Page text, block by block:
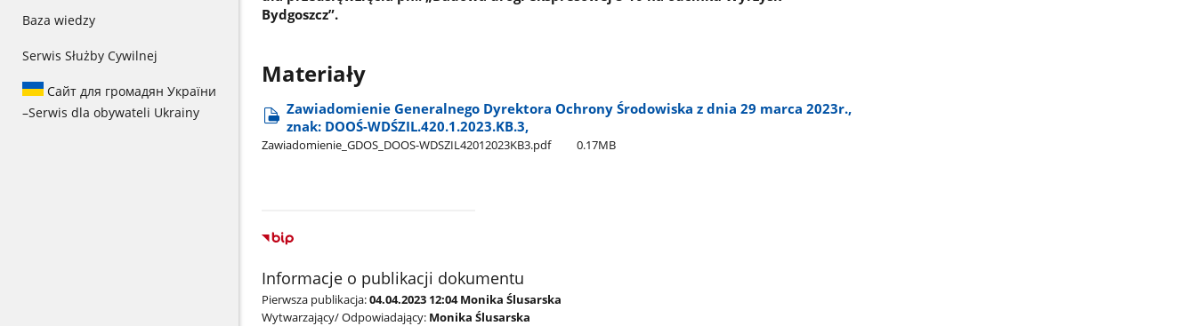
Baza wiedzy
Serwis Służby Cywilnej
Сайт для громадян України
–Serwis dla obywateli Ukrainy
Bydgoszcz”.
Materiały
Zawiadomienie Generalnego Dyrektora Ochrony Środowiska z dnia 29 marca 2023r.,
znak: DOOŚ-WDŚZIL.420.1.2023.KB.3,
Zawiadomienie​_GDOS​_DOOS-WDSZIL42012023KB3.pdf 0.17MB
Informacje o publikacji dokumentu
Pierwsza publikacja:04.04.2023 12:04 Monika Ślusarska
Wytwarzający/ Odpowiadający: Monika Ślusarska